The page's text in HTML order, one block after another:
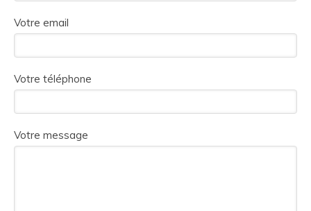
Votre email
Votre téléphone
Votre message